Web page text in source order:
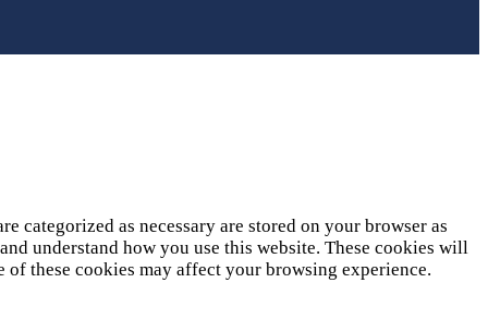
categorized as necessary are stored on your browser as
understand how you use this website. These cookies will
these cookies may affect your browsing experience.